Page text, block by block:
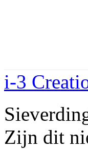
i-3
Zijn dit